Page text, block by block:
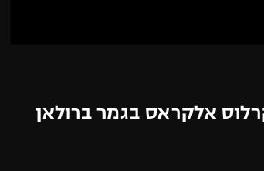
אלקראס בגמר ברולאן